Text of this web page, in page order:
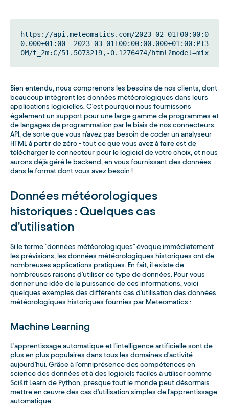
https://api.meteomatics.com/2023-02-01T00:00:0
0.000+01:00--2023-03-01T00:00:00.000+01:00:PT3
0M/t_2m:C/51.5073219,-0.1276474/html?model=mix
Bien entendu, nous comprenons les besoins de nos clients, dont
beaucoup intègrent les données météorologiques dans leurs
applications logicielles. C'est pourquoi nous fournissons
également un support pour une large gamme de programmes et
de langages de programmation par le biais de nos connecteurs
API, de sorte que vous n'avez pas besoin de coder un analyseur
HTML à partir de zéro - tout ce que vous avez à faire est de
télécharger le connecteur pour le logiciel de votre choix, et nous
aurons déjà géré le backend, en vous fournissant des données
dans le format dont vous avez besoin !
Données météorologiques
historiques : Quelques cas
d'utilisation
Si le terme "données météorologiques" évoque immédiatement
les prévisions, les données météorologiques historiques ont de
nombreuses applications pratiques. En fait, il existe de
nombreuses raisons d'utiliser ce type de données. Pour vous
donner une idée de la puissance de ces informations, voici
quelques exemples des différents cas d'utilisation des données
météorologiques historiques fournies par Meteomatics :
Machine Learning
L'apprentissage automatique et l'intelligence artificielle sont de
plus en plus populaires dans tous les domaines d'activité
aujourd'hui. Grâce à l'omniprésence des compétences en
science des données et à des logiciels faciles à utiliser comme
SciKit Learn de Python, presque tout le monde peut désormais
mettre en œuvre des cas d'utilisation simples de l'apprentissage
automatique.